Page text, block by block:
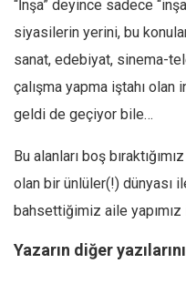
“İnşa” deyince sadece
siyasilerin yerini, bu
sanat, edebiyat, sinema-
çalışma yapma iştahı
geldi de geçiyor bile…
Bu alanları boş
olan bir ünlüler(!) dünyası
bahsettiğimiz aile yapımız
Yazarın diğer